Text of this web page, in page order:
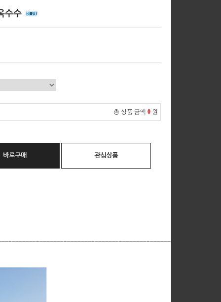
수수
총 상품 금액 0 원
바로구매 관심상품